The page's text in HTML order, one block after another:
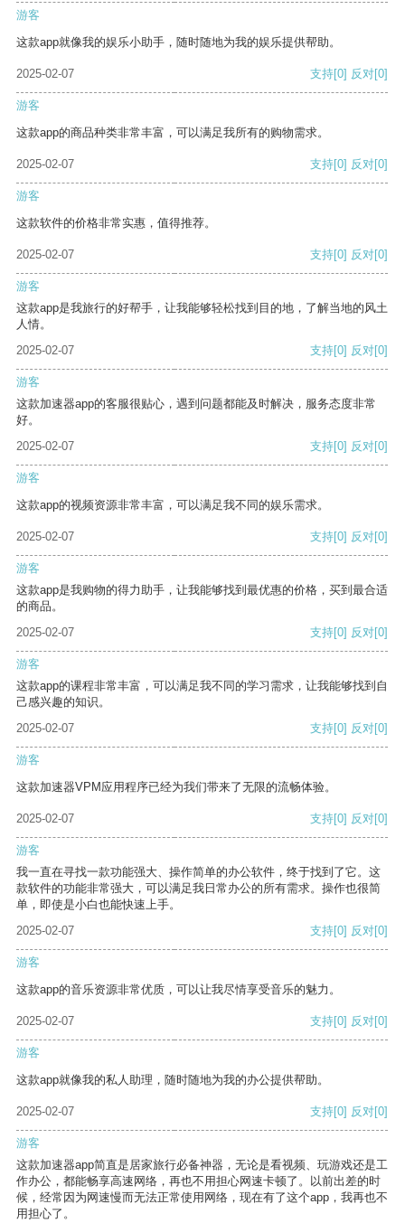
游客
这款app就像我的娱乐小助手，随时随地为我的娱乐提供帮助。
2025-02-07 支持[0] 反对[0]
游客
这款app的商品种类非常丰富，可以满足我所有的购物需求。
2025-02-07 支持[0] 反对[0]
游客
这款软件的价格非常实惠，值得推荐。
2025-02-07 支持[0] 反对[0]
游客
这款app是我旅行的好帮手，让我能够轻松找到目的地，了解当地的风土
人情。
2025-02-07
支持[0] 反对[0]
游客
这款加速器app的客服很贴心，遇到问题都能及时解决，服务态度非常
好。
2025-02-07
支持[0] 反对[0]
游客
这款app的视频资源非常丰富，可以满足我不同的娱乐需求。
2025-02-07 支持[0] 反对[0]
游客
这款app是我购物的得力助手，让我能够找到最优惠的价格，买到最合适
的商品。
2025-02-07
支持[0] 反对[0]
游客
这款app的课程非常丰富，可以满足我不同的学习需求，让我能够找到自
己感兴趣的知识。
2025-02-07
支持[0] 反对[0]
游客
这款加速器VPM应用程序已经为我们带来了无限的流畅体验。
2025-02-07 支持[0] 反对[0]
游客
我一直在寻找一款功能强大、操作简单的办公软件，终于找到了它。这
款软件的功能非常强大，可以满足我日常办公的所有需求。操作也很简
单，即使是小白也能快速上手。
2025-02-07
支持[0] 反对[0]
游客
这款app的音乐资源非常优质，可以让我尽情享受音乐的魅力。
2025-02-07 支持[0] 反对[0]
游客
这款app就像我的私人助理，随时随地为我的办公提供帮助。
2025-02-07 支持[0] 反对[0]
游客
这款加速器app简直是居家旅行必备神器，无论是看视频、玩游戏还是工
作办公，都能畅享高速网络，再也不用担心网速卡顿了。以前出差的时
候，经常因为网速慢而无法正常使用网络，现在有了这个app，我再也不
用担心了。